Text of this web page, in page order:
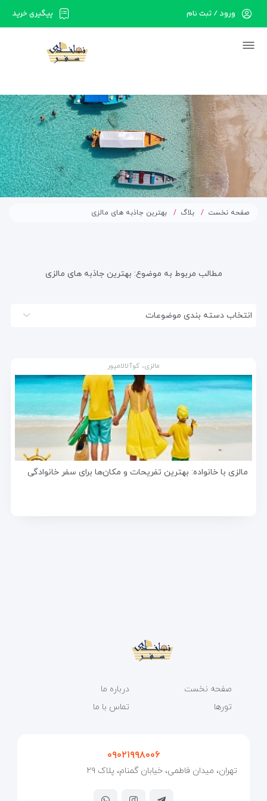
در حال حاضر ارتباط با سرور قطع می باشد لطفا
پیگیری خرید ورود / ثبت نام
صفحه نخست بلاگ بهترین جاذبه های مالزی
مطالب مربوط به موضوع: بهترین جاذبه های مالزی
انتخاب دسته بندی موضوعات
مالزی، کوآلالامپور
مالزی با خانواده: بهترین تفریحات و مکان‌ها برای سفر خانوادگی
صفحه نخست
تورها
درباره ما
تماس با ما
۰۹۰۲۱۹۹۸۰۰۶
تهران، میدان فاطمی، خیابان گمنام، پلاک ۲۹